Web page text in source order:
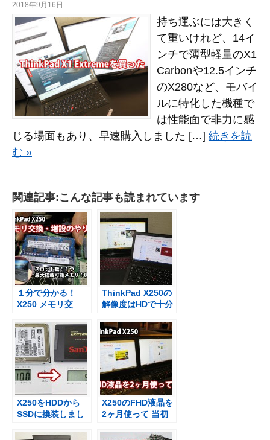
2018年9月16日
持ち運ぶには大きく
て重いけれど、14イ
ンチで薄型軽量のX1
Carbonや12.5インチ
のX280など、モバイ
ルに特化した機種で
は性能面で非力に感
じる場面もあり、早速購入しました […] 続きを読
む »
関連記事:こんな記事も読まれています
１分で分かる！
X250 メモリ交
像】
ThinkPad X250の
解像度はHDで十分
てみて思った
X250をHDDから
SSDに換装しまし
【１分ダイジェス
X250のFHD液晶を
2ヶ月使って 当初
～」と感じました